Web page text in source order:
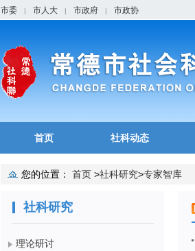
市委 | 市人大 | 市政府 | 市政协
首页 社科动态
您的位置： 首页 >社科研究>专家智库
社科研究
理论研讨